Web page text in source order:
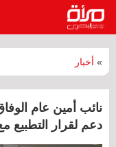
» أخبار
نائب أمين عام
دعم لقرار التطبيع